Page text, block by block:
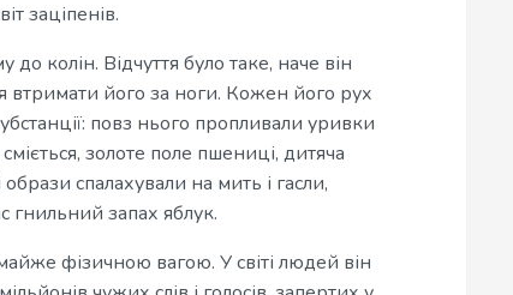
заціпенів.
колін. Відчуття було таке, наче він
втримати його за ноги. Кожен його рух
повз нього пропливали уривки
золоте поле пшениці, дитяча
спалахували на мить і гасли,
гнильний запах яблук.
майже фізичною вагою. У світі людей він